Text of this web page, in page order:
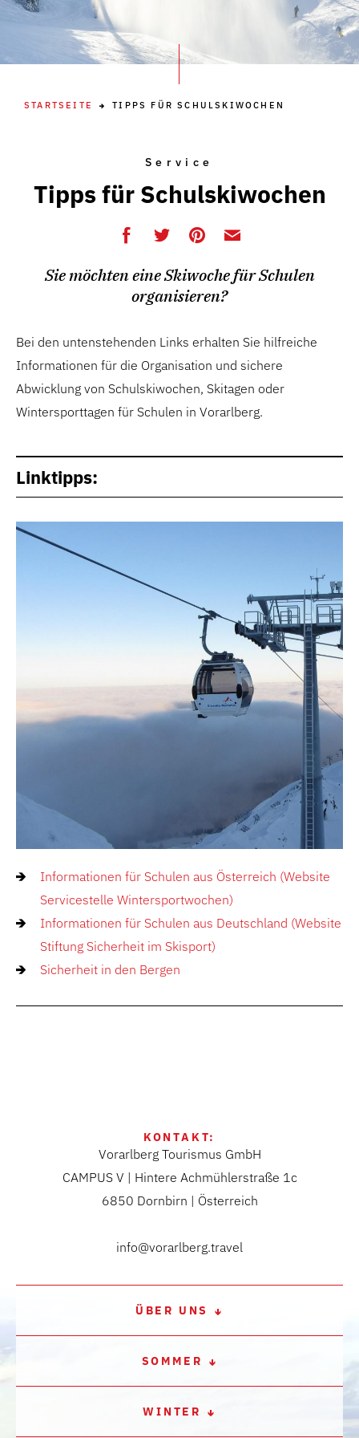
STARTSEITE TIPPS FÜR SCHULSKIWOCHEN
Service
Tipps für Schulskiwochen
Sie möchten eine Skiwoche für Schulen
organisieren?
Bei den untenstehenden Links erhalten Sie hilfreiche
Informationen für die Organisation und sichere
Abwicklung von Schulskiwochen, Skitagen oder
Wintersporttagen für Schulen in Vorarlberg.
Linktipps:
Informationen für Schulen aus Österreich (Website
Servicestelle Wintersportwochen)
Informationen für Schulen aus Deutschland (Website
Stiftung Sicherheit im Skisport)
Sicherheit in den Bergen
KONTAKT:
Vorarlberg Tourismus GmbH
CAMPUS V | Hintere Achmühlerstraße 1c
6850 Dornbirn | Österreich
info@vorarlberg.travel
ÜBER UNS
SOMMER
WINTER